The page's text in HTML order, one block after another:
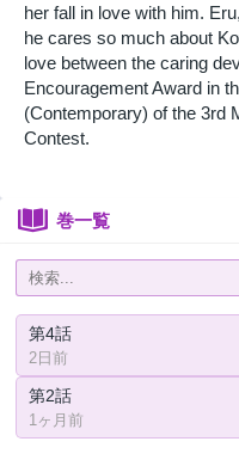
her fall in love with him.
he cares so much about
love between the caring
Encouragement Award in
(Contemporary) of the 3rd
Contest.
巻一覧
第4話
2日前
第2話
1ヶ月前